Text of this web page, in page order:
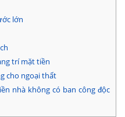
lớn
trí mặt tiền
cho ngoại thất
nhà không có ban công độc